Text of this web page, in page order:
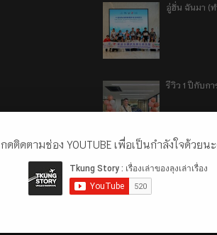
อู่ฮั่น ฉันมา (
รีวิว 1 ปีกับก
เที่ยวฮ่องกง
กดติดตามช่อง YOUTUBE เพื่อเป็นกำลังใจด้วยน